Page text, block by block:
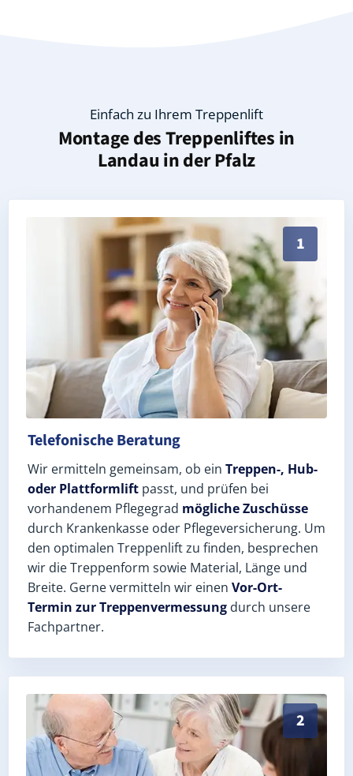
Einfach zu Ihrem Treppenlift
Montage des Treppenliftes in
Landau in der Pfalz
1
Persönliche Treppenlift-Beratung in Landau in der
Telefonische Beratung
Wir ermitteln gemeinsam, ob ein Treppen-, Hub-
oder Plattformlift passt, und prüfen bei
vorhandenem Pflegegrad mögliche Zuschüsse
durch Krankenkasse oder Pflegeversicherung. Um
den optimalen Treppenlift zu finden, besprechen
wir die Treppenform sowie Material, Länge und
Breite. Gerne vermitteln wir einen Vor-Ort-
Termin zur Treppenvermessung durch unsere
Fachpartner.
2
Exaktes Aufmaß in Landau in der Pfalz (Rheinland-